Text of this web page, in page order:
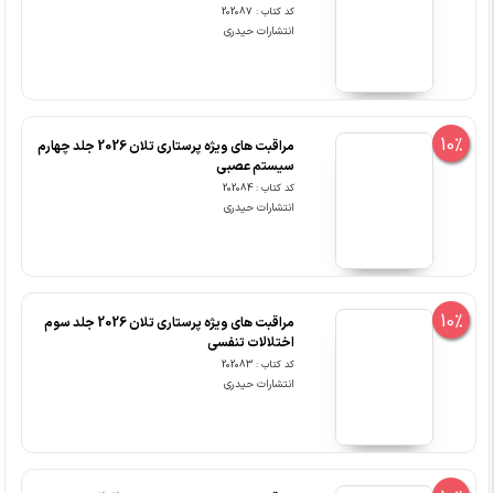
کد کتاب : 202087
انتشارات حیدری
10%
مراقبت های ویژه پرستاری تلان 2026 جلد چهارم
سیستم عصبی
کد کتاب : 202084
انتشارات حیدری
10%
مراقبت های ویژه پرستاری تلان 2026 جلد سوم
اختلالات تنفسی
کد کتاب : 202083
انتشارات حیدری